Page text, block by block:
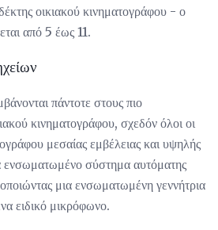
οικιακού κινηματογράφου - ο
από 5 έως 11.
πάντοτε στους πιο
κινηματογράφου, σχεδόν όλοι οι
μεσαίας εμβέλειας και υψηλής
ενσωματωμένο σύστημα αυτόματης
μια ενσωματωμένη γεννήτρια
ειδικό μικρόφωνο.